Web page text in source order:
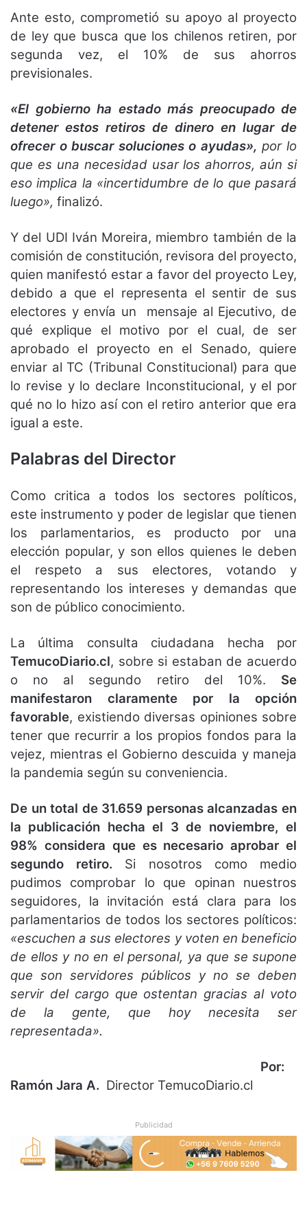
Ante esto, comprometió su apoyo al proyecto
de ley que busca que los chilenos retiren, por
segunda vez, el 10% de sus ahorros
previsionales.
«El gobierno ha estado más preocupado de
detener estos retiros de dinero en lugar de
ofrecer o buscar soluciones o ayudas», por lo
que es una necesidad usar los ahorros, aún si
eso implica la «incertidumbre de lo que pasará
luego», finalizó.
Y del UDI Iván Moreira, miembro también de la
comisión de constitución, revisora del proyecto,
quien manifestó estar a favor del proyecto Ley,
debido a que el representa el sentir de sus
electores y envía un mensaje al Ejecutivo, de
qué explique el motivo por el cual, de ser
aprobado el proyecto en el Senado, quiere
enviar al TC (Tribunal Constitucional) para que
lo revise y lo declare Inconstitucional, y el por
qué no lo hizo así con el retiro anterior que era
igual a este.
Palabras del Director
Como critica a todos los sectores políticos,
este instrumento y poder de legislar que tienen
los parlamentarios, es producto por una
elección popular, y son ellos quienes le deben
el respeto a sus electores, votando y
representando los intereses y demandas que
son de público conocimiento.
La última consulta ciudadana hecha por
TemucoDiario.cl, sobre si estaban de acuerdo
o no al segundo retiro del 10%. Se
manifestaron claramente por la opción
favorable, existiendo diversas opiniones sobre
tener que recurrir a los propios fondos para la
vejez, mientras el Gobierno descuida y maneja
la pandemia según su conveniencia.
De un total de 31.659 personas alcanzadas en
la publicación hecha el 3 de noviembre, el
98% considera que es necesario aprobar el
segundo retiro. Si nosotros como medio
pudimos comprobar lo que opinan nuestros
seguidores, la invitación está clara para los
parlamentarios de todos los sectores políticos:
«escuchen a sus electores y voten en beneficio
de ellos y no en el personal, ya que se supone
que son servidores públicos y no se deben
servir del cargo que ostentan gracias al voto
de la gente, que hoy necesita ser
representada».
Por:
Ramón Jara A. Director TemucoDiario.cl
Publicidad